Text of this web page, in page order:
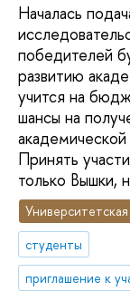
Началась
победителей
развитию
учится на
шансы на
Принять
только Вышки,
студенты
приглашение к